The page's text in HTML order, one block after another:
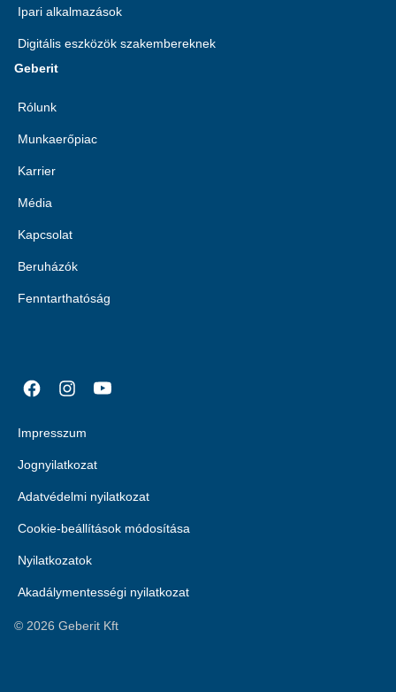
Ipari alkalmazások
Digitális eszközök szakembereknek
Geberit
Rólunk
Munkaerőpiac
Karrier
Média
Kapcsolat
Beruházók
Fenntarthatóság
Impresszum
Jognyilatkozat
Adatvédelmi nyilatkozat
Cookie-beállítások módosítása
Nyilatkozatok
Akadálymentességi nyilatkozat
© 2026 Geberit Kft